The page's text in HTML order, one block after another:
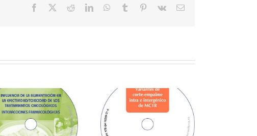
Facebook RedditLinkedInWhatsApp
Tumblr Pinterest
Vk
Correo